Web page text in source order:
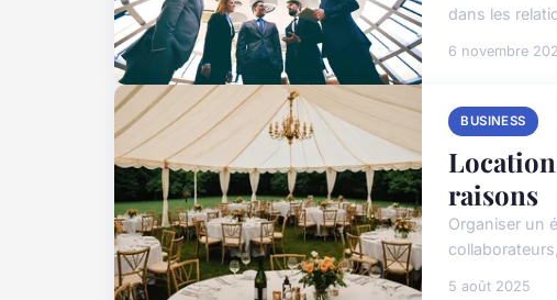
dans les
6 novembre
BUSINESS
raisons
Organiser un
5 août 2025